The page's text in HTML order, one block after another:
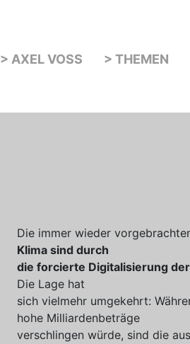
> AXEL VOSS > THEMEN
Die immer wieder
Klima sind durch
die forcierte Digitalisierung
Die Lage hat
sich vielmehr umgekehrt:
hohe Milliardenbeträge
verschlingen würde, sind die